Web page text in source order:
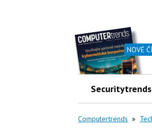
NOVÉ
Securitytrends
Computertrends »